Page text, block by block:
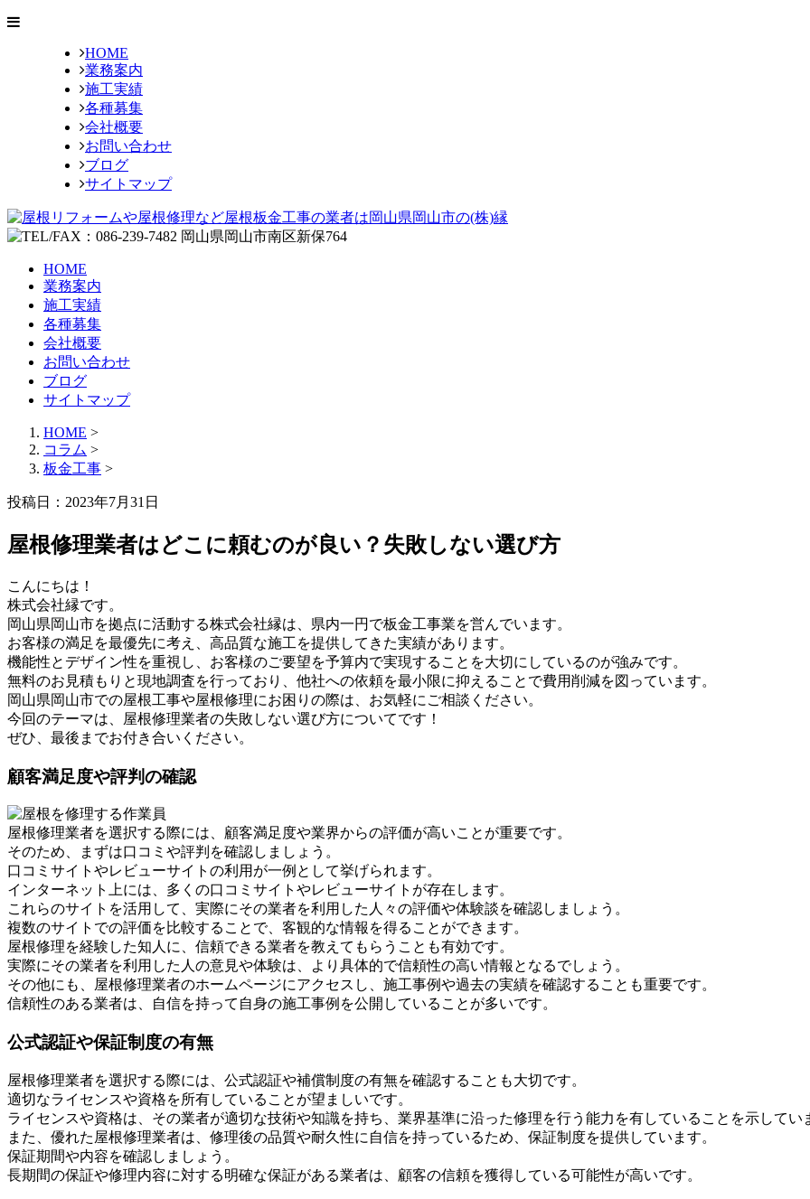
HOME
業務案内
施工実績
各種募集
会社概要
お問い合わせ
ブログ
サイトマップ
HOME
業務案内
施工実績
各種募集
会社概要
お問い合わせ
ブログ
サイトマップ
HOME >
コラム >
板金工事 >
投稿日：2023年7月31日
屋根修理業者はどこに頼むのが良い？失敗しない選び方
こんにちは！
株式会社縁です。
岡山県岡山市を拠点に活動する株式会社縁は、県内一円で板金工事業を営んでいます。
お客様の満足を最優先に考え、高品質な施工を提供してきた実績があります。
機能性とデザイン性を重視し、お客様のご要望を予算内で実現することを大切にしているのが強みです。
無料のお見積もりと現地調査を行っており、他社への依頼を最小限に抑えることで費用削減を図っています。
岡山県岡山市での屋根工事や屋根修理にお困りの際は、お気軽にご相談ください。
今回のテーマは、屋根修理業者の失敗しない選び方についてです！
ぜひ、最後までお付き合いください。
顧客満足度や評判の確認
屋根修理業者を選択する際には、顧客満足度や業界からの評価が高いことが重要です。
そのため、まずは口コミや評判を確認しましょう。
口コミサイトやレビューサイトの利用が一例として挙げられます。
インターネット上には、多くの口コミサイトやレビューサイトが存在します。
これらのサイトを活用して、実際にその業者を利用した人々の評価や体験談を確認しましょう。
複数のサイトでの評価を比較することで、客観的な情報を得ることができます。
屋根修理を経験した知人に、信頼できる業者を教えてもらうことも有効です。
実際にその業者を利用した人の意見や体験は、より具体的で信頼性の高い情報となるでしょう。
その他にも、屋根修理業者のホームページにアクセスし、施工事例や過去の実績を確認することも重要です。
信頼性のある業者は、自信を持って自身の施工事例を公開していることが多いです。
公式認証や保証制度の有無
屋根修理業者を選択する際には、公式認証や補償制度の有無を確認することも大切です。
適切なライセンスや資格を所有していることが望ましいです。
ライセンスや資格は、その業者が適切な技術や知識を持ち、業界基準に沿った修理を行う能力を有していることを示してい
また、優れた屋根修理業者は、修理後の品質や耐久性に自信を持っているため、保証制度を提供しています。
保証期間や内容を確認しましょう。
長期間の保証や修理内容に対する明確な保証がある業者は、顧客の信頼を獲得している可能性が高いです。